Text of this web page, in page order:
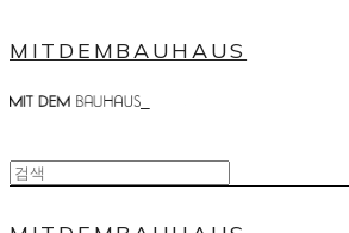
MITDEMBAUHAUS